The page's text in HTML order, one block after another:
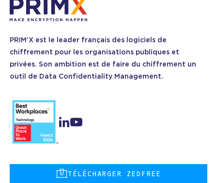
PRIM’X est le leader français des logiciels de
chiffrement pour les organisations publiques et
privées. Son ambition est de faire du chiffrement un
outil de Data Confidentiality Management.
TÉLÉCHARGER ZEDFREE